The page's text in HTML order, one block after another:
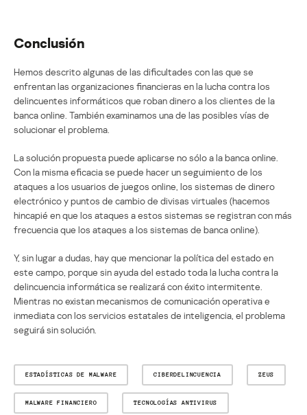
Conclusión
Hemos descrito algunas de las dificultades con las que se
enfrentan las organizaciones financieras en la lucha contra los
delincuentes informáticos que roban dinero a los clientes de la
banca online. También examinamos una de las posibles vías de
solucionar el problema.
La solución propuesta puede aplicarse no sólo a la banca online.
Con la misma eficacia se puede hacer un seguimiento de los
ataques a los usuarios de juegos online, los sistemas de dinero
electrónico y puntos de cambio de divisas virtuales (hacemos
hincapié en que los ataques a estos sistemas se registran con más
frecuencia que los ataques a los sistemas de banca online).
Y, sin lugar a dudas, hay que mencionar la política del estado en
este campo, porque sin ayuda del estado toda la lucha contra la
delincuencia informática se realizará con éxito intermitente.
Mientras no existan mecanismos de comunicación operativa e
inmediata con los servicios estatales de inteligencia, el problema
seguirá sin solución.
ESTADÍSTICAS DE MALWARE CIBERDELINCUENCIA ZEUS
MALWARE FINANCIERO TECNOLOGÍAS ANTIVIRUS